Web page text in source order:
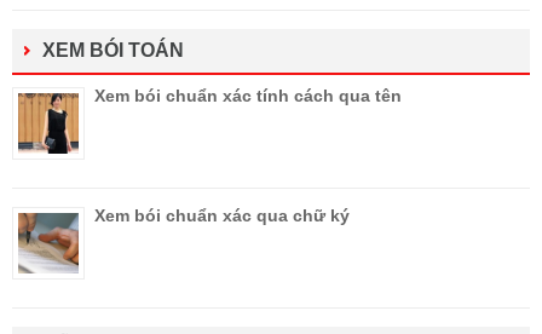
XEM BÓI TOÁN
Xem bói chuẩn xác tính cách qua tên
Xem bói chuẩn xác qua chữ ký